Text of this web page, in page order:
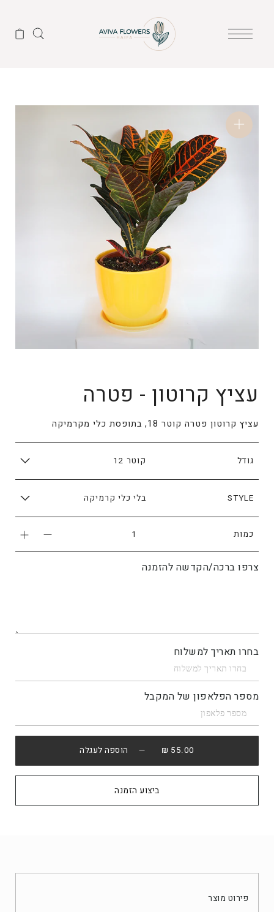
עציץ קרוטון - פטרה
עציץ קרוטון פטרה קוטר 18, בתופסת כלי מקרמיקה
גודל
STYLE
כמות
צרפו ברכה/הקדשה להזמנה
בחרו תאריך למשלוח
מספר הפלאפון של המקבל
55.00 ₪ — הוספה לעגלה
קנה עכשיו
פירוט מוצר